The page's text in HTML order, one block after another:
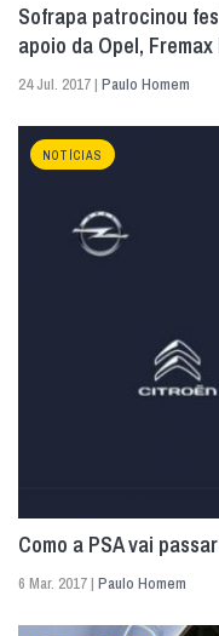
Sofrapa patrocinou
apoio da Opel,
24 Jul. 2017 | Paulo Homem
NOTÍCIAS
Como a PSA vai
6 Mar. 2017 | Paulo Homem